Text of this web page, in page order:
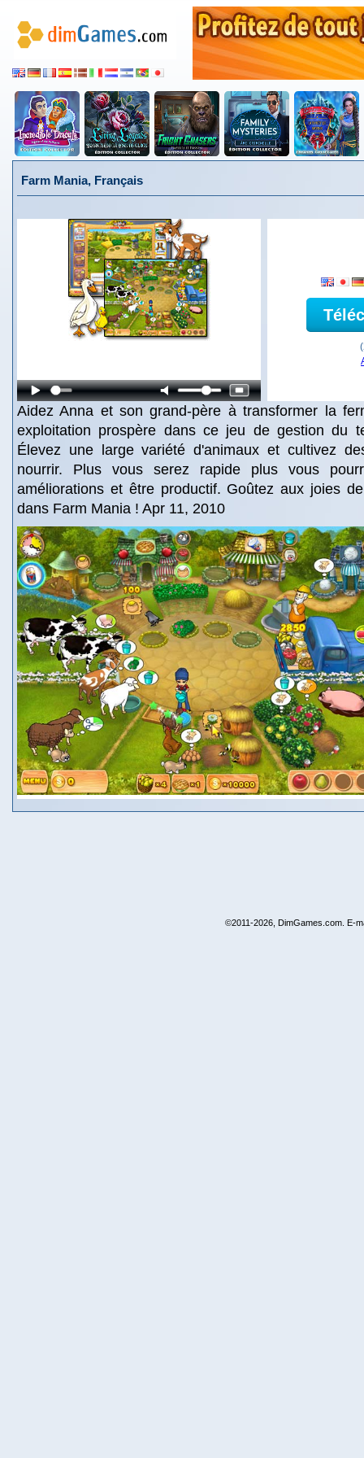
Farm Mania, Français
Aidez Anna et son grand-père à transformer la
exploitation prospère dans ce jeu de gestion du
Élevez une large variété d'animaux et cultivez
nourrir. Plus vous serez rapide plus vous
améliorations et être productif. Goûtez aux joies
dans Farm Mania ! Apr 11, 2010
©2011-2026, DimGames.com. E-